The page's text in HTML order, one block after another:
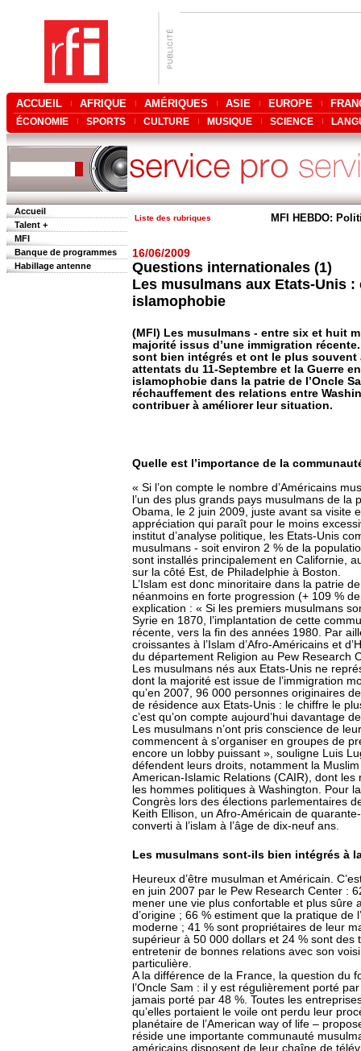
ACCUEIL AFRIQUE AMÉRIQUES ASIE EUROPE
ÉCONOMIE SPORTS CULTURE MUSIQUE SCIENCE
Accueil
Talent +
MFI
Banque de programmes
Habillage antenne
Liste des rubriques MFI HEBDO:
16/06/2009
Questions internationales (1)
Les musulmans aux Etats-Unis
islamophobie
(MFI) Les musulmans - entre six et huit
majorité issus d’une immigration
sont bien intégrés et ont le plus souvent
attentats du 11-Septembre et la Guerre
islamophobie dans la patrie de l’Oncle
réchauffement des relations entre
contribuer à améliorer leur situation.
Quelle est l’importance de la
« Si l’on compte le nombre d’Américains
l’un des plus grands pays musulmans de la
Obama, le 2 juin 2009, juste avant sa visite
appréciation qui paraît pour le moins
institut d’analyse politique, les Etats-Unis
musulmans - soit environ 2 % de la
sont installés principalement en Californie,
sur la côté Est, de Philadelphie à Boston.
L’Islam est donc minoritaire dans la patrie
néanmoins en forte progression (+ 109 %
explication : « Si les premiers musulmans
Syrie en 1870, l’implantation de cette
récente, vers la fin des années 1980. Par
croissantes à l’Islam d’Afro-Américains et
du département Religion au Pew Research
Les musulmans nés aux Etats-Unis ne
dont la majorité est issue de l’immigration
qu’en 2007, 96 000 personnes originaires
de résidence aux Etats-Unis : le chiffre le
c’est qu’on compte aujourd’hui davantage
Les musulmans n’ont pris conscience de
commencent à s’organiser en groupes de
encore un lobby puissant », souligne Luis
défendent leurs droits, notamment la
American-Islamic Relations (CAIR), dont
les hommes politiques à Washington. Pour
Congrès lors des élections parlementaires
Keith Ellison, un Afro-Américain de
converti à l’islam à l’âge de dix-neuf ans.
Les musulmans sont-ils bien intégrés à
Heureux d’être musulman et Américain.
en juin 2007 par le Pew Research Center :
mener une vie plus confortable et plus sûre
d’origine ; 66 % estiment que la pratique de
moderne ; 41 % sont propriétaires de leur
supérieur à 50 000 dollars et 24 % sont
entretenir de bonnes relations avec son
particulière.
A la différence de la France, la question du
l’Oncle Sam : il y est régulièrement porté
jamais porté par 48 %. Toutes les
qu’elles portaient le voile ont perdu leur
planétaire de l’American way of life –
réside une importante communauté
américains disposent de leur chaîne de